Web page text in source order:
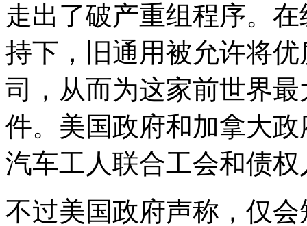
走出了破产重组程序。
持下，旧通用被允许将
司，从而为这家前世界
件。美国政府和加拿大
汽车工人联合工会和债
不过美国政府声称，仅